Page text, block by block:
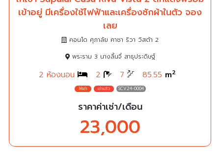
เข้าอยู่ มีเครื่องใช้ไฟฟ้าและเครื่องซักผ้าในตัว จอง
เลย
คอนโด ศุภาลัย คาซา ริวา วิสต้า 2
พระราม 3 นางลิ้นจี่ สาธุประดิษฐ์
2 ห้องนอน 2 7 85.55 m2
SCV24-0004
ราคาค่าเช่า/เดือน
23,000